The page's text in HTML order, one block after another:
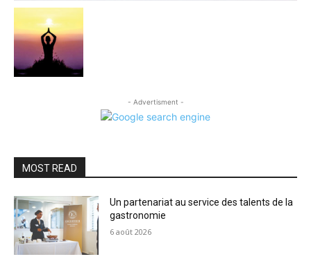
- Advertisment -
MOST READ
Un partenariat au service des talents de la
gastronomie
6 août 2026